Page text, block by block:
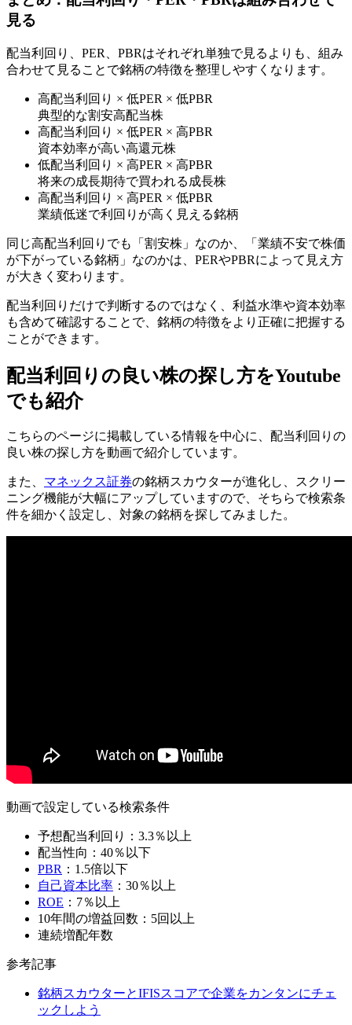
見る
配当利回り、PER、PBRはそれぞれ単独で見るよりも、組み
合わせて見ることで銘柄の特徴を整理しやすくなります。
高配当利回り × 低PER × 低PBR
典型的な割安高配当株
高配当利回り × 低PER × 高PBR
資本効率が高い高還元株
低配当利回り × 高PER × 高PBR
将来の成長期待で買われる成長株
高配当利回り × 高PER × 低PBR
業績低迷で利回りが高く見える銘柄
同じ高配当利回りでも「割安株」なのか、「業績不安で株価
が下がっている銘柄」なのかは、PERやPBRによって見え方
が大きく変わります。
配当利回りだけで判断するのではなく、利益水準や資本効率
も含めて確認することで、銘柄の特徴をより正確に把握する
ことができます。
配当利回りの良い株の探し方をYoutube
でも紹介
こちらのページに掲載している情報を中心に、配当利回りの
良い株の探し方を動画で紹介しています。
また、 マネックス証券の銘柄スカウターが進化し、スクリー
ニング機能が大幅にアップしていますので、そちらで検索条
件を細かく設定し、対象の銘柄を探してみました。
動画で設定している検索条件
予想配当利回り：3.3％以上
配当性向：40％以下
PBR ：1.5倍以下
自己資本比率 ：30％以上
ROE ：7％以上
10年間の増益回数：5回以上
連続増配年数
参考記事
銘柄スカウターとIFISスコアで企業をカンタンにチェ
ックしよう